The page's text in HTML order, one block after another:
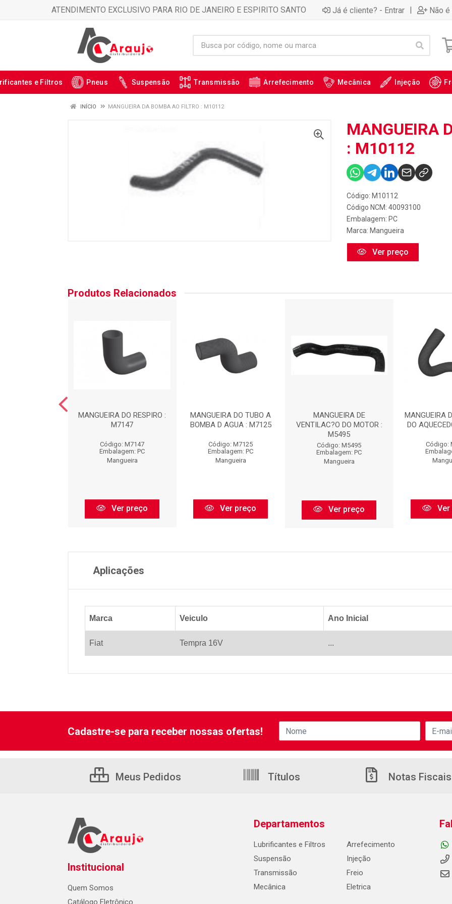
ATENDIMENTO EXCLUSIVO PARA RIO DE JANEIRO E ESPIRITO SANTO Já é cliente? - Entrar | Não
e Filtros Pneus Suspensão Transmissão Arrefecimento Mecânica Injeção
INÍCIO MANGUEIRA DA BOMBA AO FILTRO : M10112
MANGUEIRA
: M10112
Código: M10112
Código NCM: 40093100
Embalagem: PC
Marca: Mangueira
Ver preço
Produtos Relacionados
MANGUEIRA DO RESPIRO :
M7147
Código: M7147
Embalagem: PC
Mangueira
Ver preço
MANGUEIRA DO TUBO A
BOMBA D AGUA : M7125
Código: M7125
Embalagem: PC
Mangueira
Ver preço
MANGUEIRA DE
VENTILAC?O DO MOTOR :
M5495
Código: M5495
Embalagem: PC
Mangueira
Ver preço
MANGUEIRA
DO
Código:
Ver
Aplicações
Marca Veiculo Ano Inicial
Fiat Tempra 16V ...
Cadastre-se para receber nossas ofertas!
Meus Pedidos Títulos Notas Fiscais
Institucional
Quem Somos
Catálogo Eletrônico
Departamentos
Lubrificantes e Filtros
Suspensão
Transmissão
Mecânica
Arrefecimento
Injeção
Freio
Eletrica